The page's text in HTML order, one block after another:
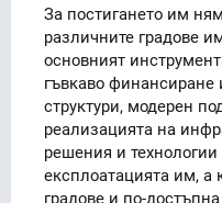
За постигането им
различните градове
основният
гъвкаво финансиране
структури, модерен
реализацията на
решения и
експлоатацията им,
градове и по-